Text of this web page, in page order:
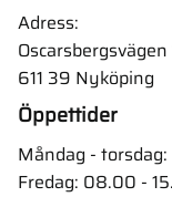
Adress:
Oscarsbergsvägen
611 39 Nyköping
Öppettider
Måndag -
Fredag: 08.00 -